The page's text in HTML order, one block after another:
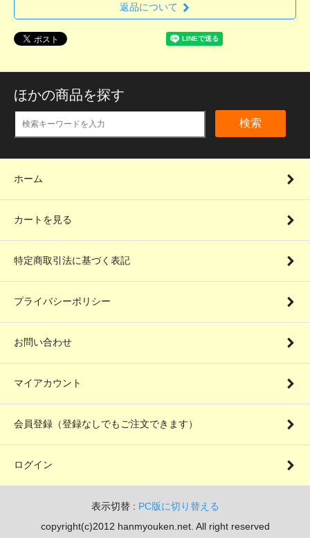
返品について
ほかの商品を探す
検索
ホーム
カートを見る
特定商取引法に基づく表記
プライバシーポリシー
お問い合わせ
マイアカウント
会員登録（登録なしでもご注文できます）
ログイン
表示切替 : PC版に切り替える
copyright(c)2012 hanmyouken.net. All right reserved